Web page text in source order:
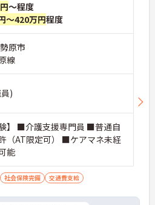
～程度
～420万円程度
原市
線
)
験】 ■介護支援専門員 ■普通自
（AT限定可） ■ケアマネ未経
能
社会保険完備 交通費支給